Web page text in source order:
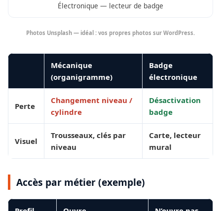
Électronique — lecteur de badge
Photos Unsplash — idéal : vos propres photos sur WordPress.
Mécanique
(organigramme)
Badge
électronique
Perte
Changement niveau /
cylindre
Désactivation
badge
Visuel
Trousseaux, clés par
niveau
Carte, lecteur
mural
Accès par métier (exemple)